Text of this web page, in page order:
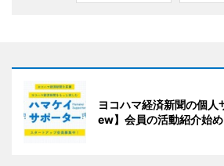
ヨコハマ経済新聞の個
ew】会員の活動紹介始